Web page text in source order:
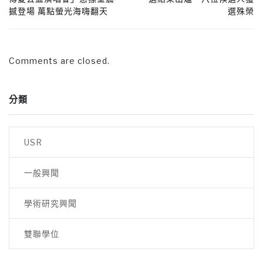
撼登場 萬點螢光海嗨翻天
選殊榮
Comments are closed.
分類
USR
一般興聞
學術研究興聞
雙聯學位